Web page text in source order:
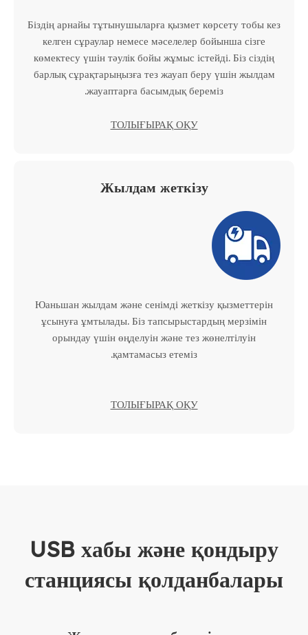
Біздің арнайы тұтынушыларға қызмет көрсету тобы кез
келген сұраулар немесе мәселелер бойынша сізге
көмектесу үшін тәулік бойы жұмыс істейді. Біз сіздің
барлық сұрақтарыңызға тез жауап беру үшін жылдам
жауаптарға басымдық береміз.
ТОЛЫҒЫРАҚ ОҚУ
Жылдам жеткізу
Юаньшан жылдам және сенімді жеткізу қызметтерін
ұсынуға ұмтылады. Біз тапсырыстардың мерзімін
орындау үшін өңделуін және тез жөнелтілуін
қамтамасыз етеміз.
ТОЛЫҒЫРАҚ ОҚУ
USB хабы және қондыру
станциясы қолданбалары